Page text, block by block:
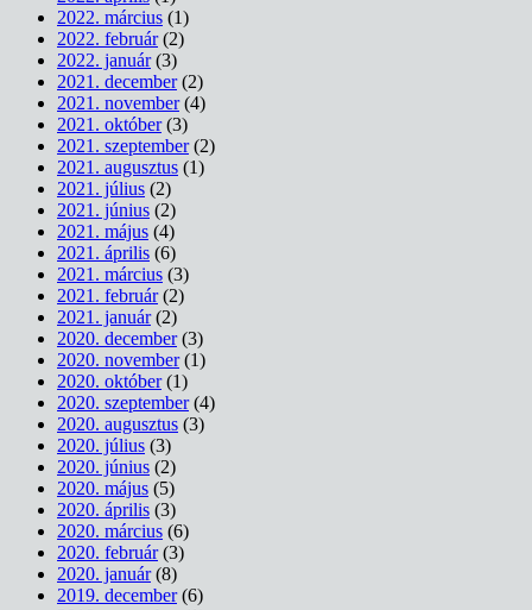
2022. március (1)
2022. február(2)
2022. január(3)
2021. december(2)
2021. november(4)
2021. október(3)
2021. szeptember(2)
2021. augusztus (1)
2021. július (2)
2021. június (2)
2021. május (4)
2021. április (6)
2021. március (3)
2021. február(2)
2021. január(2)
2020. december(3)
2020. november(1)
2020. október(1)
2020. szeptember(4)
2020. augusztus (3)
2020. július (3)
2020. június (2)
2020. május (5)
2020. április (3)
2020. március (6)
2020. február(3)
2020. január(8)
2019. december(6)